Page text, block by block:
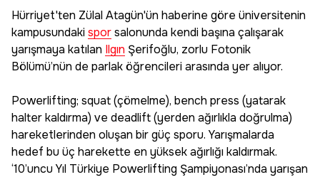
Hürriyet'ten Zülal Atagün'ün haberine göre üniversitenin
kampusundakisporsalonunda kendi başına çalışarak
yarışmaya katılan Ilgın Şerifoğlu, zorlu Fotonik
Bölümü’nün de parlak öğrencileri arasında yer alıyor.
Powerlifting; squat (çömelme), bench press (yatarak
halter kaldırma) ve deadlift (yerden ağırlıkla doğrulma)
hareketlerinden oluşan bir güç sporu. Yarışmalarda
hedef bu üç harekette en yüksek ağırlığı kaldırmak.
‘10’uncu Yıl Türkiye Powerlifting Şampiyonası’nda yarışan